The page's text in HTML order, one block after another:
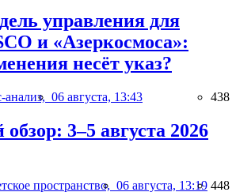
управления для
и «Азеркосмоса»:
несёт указ?
анализ, 06 августа, 13:43 438
3–5 августа 2026
пространство, 06 августа, 13:19 448